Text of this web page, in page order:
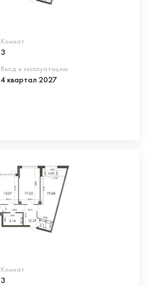
Комнат
3
Ввод в эксплуатацию
4 квартал 2027
Комнат
3